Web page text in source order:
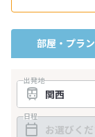
部屋・プラン
出発地
日程